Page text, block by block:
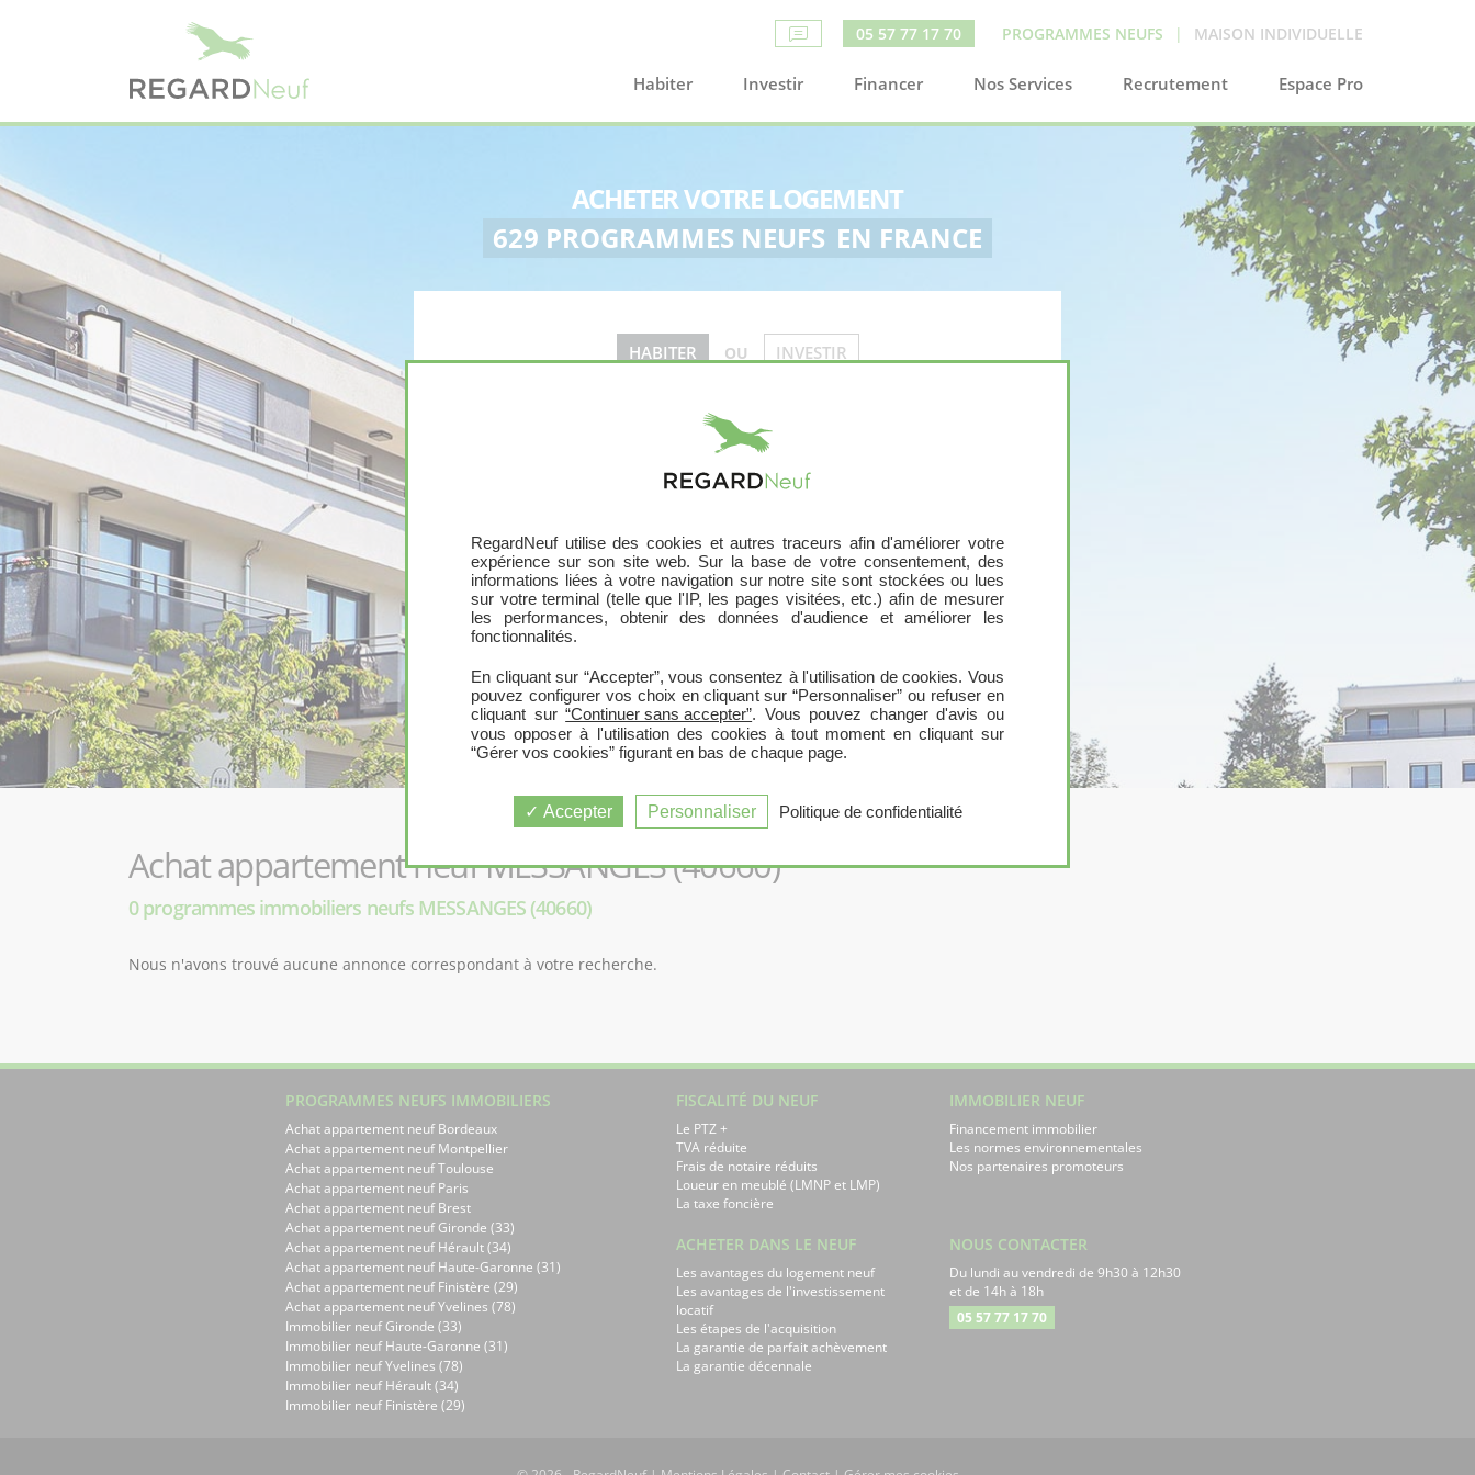
05 57 77 17 70 PROGRAMMES NEUFS | MAISON INDIVIDUELLE
Habiter Investir Financer Nos Services Recrutement Espace Pro
ACHETER VOTRE LOGEMENT
629 PROGRAMMES NEUFS EN FRANCE
HABITER OU INVESTIR
Recherche par département |Recherche par programme
Achat appartement neuf MESSANGES (40660)
0 programmes immobiliers neufs MESSANGES (40660)
Nous n'avons trouvé aucune annonce correspondant à votre recherche.
PROGRAMMES NEUFS IMMOBILIERS
Achat appartement neuf Bordeaux
Achat appartement neuf Montpellier
Achat appartement neuf Toulouse
Achat appartement neuf Paris
Achat appartement neuf Brest
Achat appartement neuf Gironde (33)
Achat appartement neuf Hérault (34)
Achat appartement neuf Haute-Garonne (31)
Achat appartement neuf Finistère (29)
Achat appartement neuf Yvelines (78)
Immobilier neuf Gironde (33)
Immobilier neuf Haute-Garonne (31)
Immobilier neuf Yvelines (78)
Immobilier neuf Hérault (34)
Immobilier neuf Finistère (29)
FISCALITÉ DU NEUF
Le PTZ +
TVA réduite
Frais de notaire réduits
Loueur en meublé (LMNP et LMP)
La taxe foncière
IMMOBILIER NEUF
Financement immobilier
Les normes environnementales
Nos partenaires promoteurs
ACHETER DANS LE NEUF
Les avantages du logement neuf
Les avantages de l'investissement
locatif
Les étapes de l'acquisition
La garantie de parfait achèvement
La garantie décennale
NOUS CONTACTER
Du lundi au vendredi de 9h30 à 12h30
et de 14h à 18h
05 57 77 17 70
RegardNeuf utilise des cookies et autres traceurs afin d'améliorer votre
expérience sur son site web. Sur la base de votre consentement, des
informations liées à votre navigation sur notre site sont stockées ou lues
sur votre terminal (telle que l'IP, les pages visitées, etc.) afin de mesurer
les performances, obtenir des données d'audience et améliorer les
fonctionnalités.
En cliquant sur “Accepter”, vous consentez à l'utilisation de cookies. Vous
pouvez configurer vos choix en cliquant sur “Personnaliser” ou refuser en
cliquant sur“Continuer sans accepter”. Vous pouvez changer d'avis ou
vous opposer à l'utilisation des cookies à tout moment en cliquant sur
“Gérer vos cookies” figurant en bas de chaque page.
Accepter Personnaliser Politique de confidentialité